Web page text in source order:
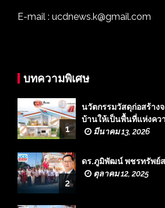
E-mail : ucdnews.k@gmail.com
บทความพิเศษ
1
นวัตกรรมวัสดุก่อสร้าง
บ้านให้เป็นพื้นที่แห่งคว
มีนาคม 13, 2026
2
ดร.ภูมิพัฒน์ พชรทรัพย์
ตุลาคม 12, 2025